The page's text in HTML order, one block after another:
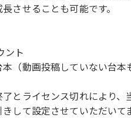
させることも可能です。
ント
（動画投稿していない台本
とライセンス切れにより
して設定させていただいて